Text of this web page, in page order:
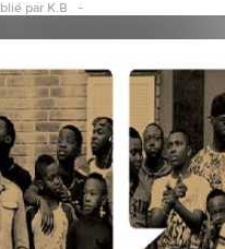
par K.B